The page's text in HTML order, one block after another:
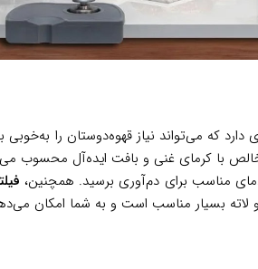
دارد که می‌تواند نیاز قهوه‌دوستان را
مناسب برای دم‌آوری برسید. همچنین،
بسیار مناسب است و به شما امکان